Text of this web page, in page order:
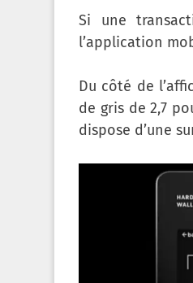
Si une
l’application
Du côté de
de gris de 2,7
dispose d’une